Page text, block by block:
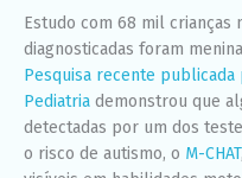
Estudo com 68 mil crianças
diagnosticadas foram
Pesquisa recente publicada
Pediatria demonstrou que
detectadas por um dos
o risco de autismo, o M-CHAT